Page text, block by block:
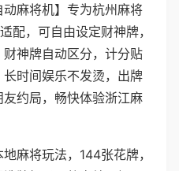
动麻将机】专为杭州麻将
配，可自由设定财神牌，
神牌自动区分，计分贴
时间娱乐不发烫，出牌
约局，畅快体验浙江麻
麻将玩法，144张花牌，